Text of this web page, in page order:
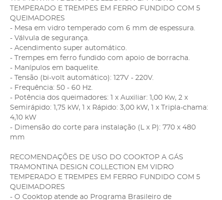
TEMPERADO E TREMPES EM FERRO FUNDIDO COM 5
QUEIMADORES
- Mesa em vidro temperado com 6 mm de espessura.
- Válvula de segurança.
- Acendimento super automático.
- Trempes em ferro fundido com apoio de borracha.
- Manípulos em baquelite.
- Tensão (bi-volt automático): 127V - 220V.
- Frequência: 50 - 60 Hz.
- Potência dos queimadores: 1 x Auxiliar: 1,00 Kw, 2 x
Semirápido: 1,75 kW, 1 x Rápido: 3,00 kW, 1 x Tripla-chama:
4,10 kW
- Dimensão do corte para instalação (L x P): 770 x 480
mm
RECOMENDAÇÕES DE USO DO COOKTOP A GÁS
TRAMONTINA DESIGN COLLECTION EM VIDRO
TEMPERADO E TREMPES EM FERRO FUNDIDO COM 5
QUEIMADORES
- O Cooktop atende ao Programa Brasileiro de